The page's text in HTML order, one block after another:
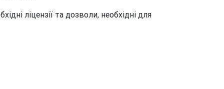
ліцензії та дозволи, необхідні для